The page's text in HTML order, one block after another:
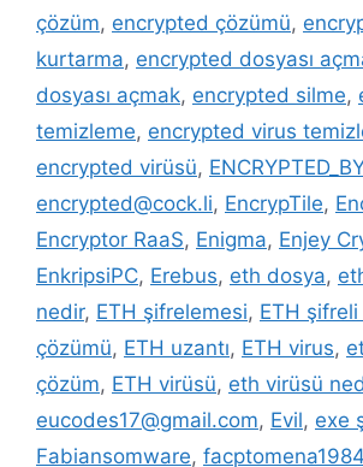
çözüm, encrypted çözümü,
kurtarma, encrypted dosyası
dosyası açmak, encrypted silme,
temizleme, encrypted virus
encrypted virüsü,
encrypted@cock.li, EncrypTile,
Encryptor RaaS, Enigma, Enjey
EnkripsiPC, Erebus, eth dosya,
nedir, ETH şifrelemesi, ETH
çözümü, ETH uzantı, ETH virus,
çözüm, ETH virüsü, eth virüsü
eucodes17@gmail.com, Evil, exe
Fabiansomware,